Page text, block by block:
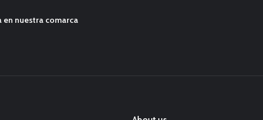
en nuestra comarca